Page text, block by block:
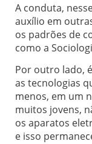
A conduta,
auxílio em
os padrões de
como a
Por outro lado,
as tecnologias
menos, em um
muitos jovens,
os aparatos
e isso